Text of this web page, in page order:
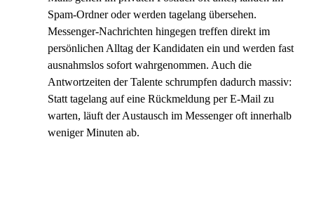
Spam-Ordner oder werden tagelang übersehen.
Messenger-Nachrichten hingegen treffen direkt im
persönlichen Alltag der Kandidaten ein und werden fast
ausnahmslos sofort wahrgenommen. Auch die
Antwortzeiten der Talente schrumpfen dadurch massiv:
Statt tagelang auf eine Rückmeldung per E-Mail zu
warten, läuft der Austausch im Messenger oft innerhalb
weniger Minuten ab.